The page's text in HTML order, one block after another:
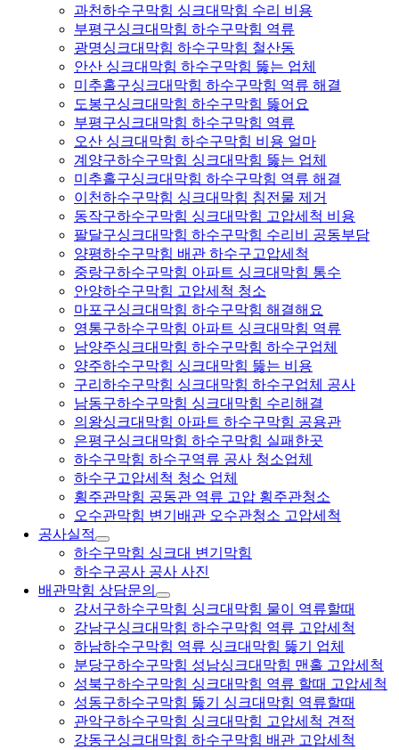
과천하수구막힘 싱크대막힘 수리 비용
부평구싱크대막힘 하수구막힘 역류
광명싱크대막힘 하수구막힘 철산동
안산 싱크대막힘 하수구막힘 뚫는 업체
미추홀구싱크대막힘 하수구막힘 역류 해결
도봉구싱크대막힘 하수구막힘 뚫어요
부평구싱크대막힘 하수구막힘 역류
오산 싱크대막힘 하수구막힘 비용 얼마
계양구하수구막힘 싱크대막힘 뚫는 업체
미추홀구싱크대막힘 하수구막힘 역류 해결
이천하수구막힘 싱크대막힘 침전물 제거
동작구하수구막힘 싱크대막힘 고압세척 비용
팔달구싱크대막힘 하수구막힘 수리비 공동부담
양평하수구막힘 배관 하수구고압세척
중랑구하수구막힘 아파트 싱크대막힘 통수
안양하수구막힘 고압세척 청소
마포구싱크대막힘 하수구막힘 해결해요
영통구하수구막힘 아파트 싱크대막힘 역류
남양주싱크대막힘 하수구막힘 하수구업체
양주하수구막힘 싱크대막힘 뚫는 비용
구리하수구막힘 싱크대막힘 하수구업체 공사
남동구하수구막힘 싱크대막힘 수리해결
의왕싱크대막힘 아파트 하수구막힘 공용관
은평구싱크대막힘 하수구막힘 실패한곳
하수구막힘 하수구역류 공사 청소업체
하수구고압세척 청소 업체
횡주관막힘 공동관 역류 고압 횡주관청소
오수관막힘 변기배관 오수관청소 고압세척
공사실적
하수구막힘 싱크대 변기막힘
하수구공사 공사 사진
배관막힘 상담문의
강서구하수구막힘 싱크대막힘 물이 역류할때
강남구싱크대막힘 하수구막힘 역류 고압세척
하남하수구막힘 역류 싱크대막힘 뚫기 업체
분당구하수구막힘 성남싱크대막힘 맨홀 고압세척
성북구하수구막힘 싱크대막힘 역류 할때 고압세척
성동구하수구막힘 뚫기 싱크대막힘 역류할때
관악구하수구막힘 싱크대막힘 고압세척 견적
강동구싱크대막힘 하수구막힘 배관 고압세척